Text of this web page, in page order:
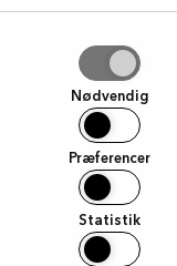
Nødvendig
Præferencer
Statistik